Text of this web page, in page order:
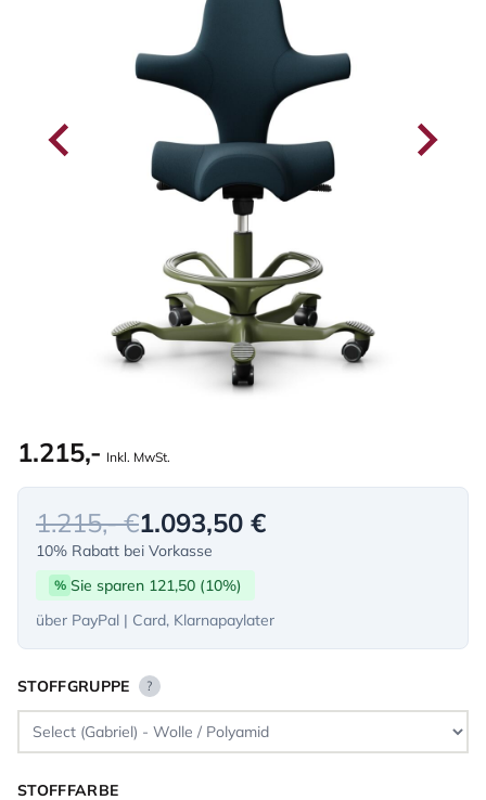
1.215,- Inkl. MwSt.
1.215,- €1.093,50 €
10% Rabatt bei Vorkasse
% Sie sparen 121,50 (10%)
über PayPal | Card, Klarnapaylater
STOFFGRUPPE ?
STOFFFARBE